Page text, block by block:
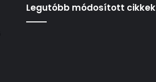
Legutóbb módosított cikkek